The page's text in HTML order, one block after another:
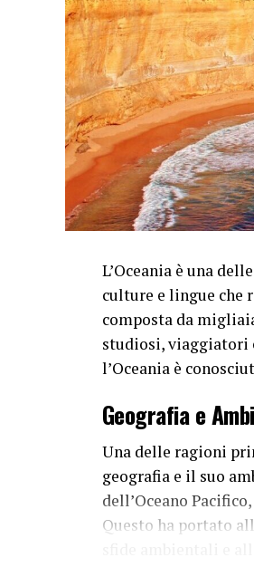
L’Oceania è una
culture e lingue che
composta da
studiosi, viaggiatori
l’Oceania è
Geografia e
Una delle ragioni
geografia e il suo
dell’Oceano
Questo ha portato